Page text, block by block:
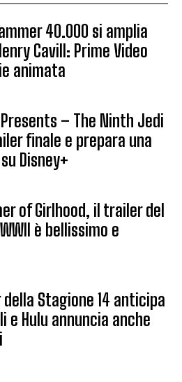
40.000 si amplia
Cavill: Prime Video
animata
– The Ninth Jedi
finale e prepara una
Disney+
of Girlhood, il trailer del
è bellissimo e
Stagione 14 anticipa
e Hulu annuncia anche